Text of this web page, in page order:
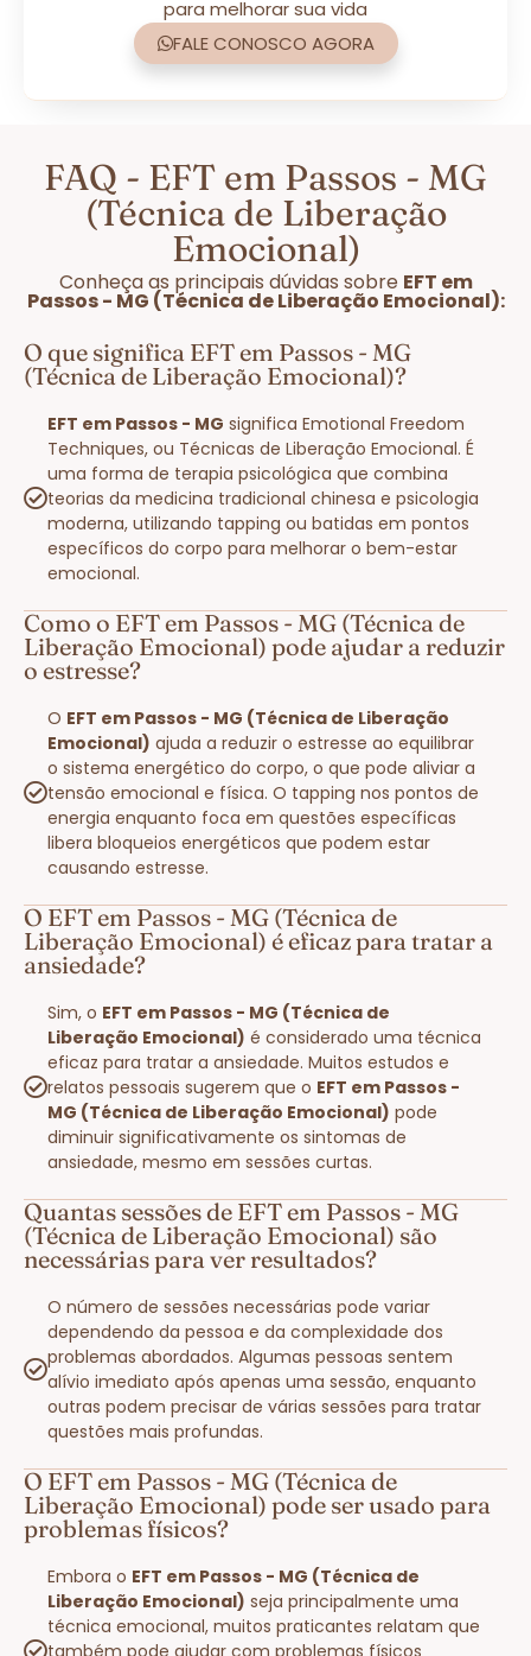
para melhorar sua vida
FALE CONOSCO AGORA
FAQ - EFT em Passos - MG
(Técnica de Liberação
Emocional)
Conheça as principais dúvidas sobre EFT em
Passos - MG (Técnica de Liberação Emocional):
O que significa EFT em Passos - MG
(Técnica de Liberação Emocional)?
EFT em Passos - MG significa Emotional Freedom
Techniques, ou Técnicas de Liberação Emocional. É
uma forma de terapia psicológica que combina
teorias da medicina tradicional chinesa e psicologia
moderna, utilizando tapping ou batidas em pontos
específicos do corpo para melhorar o bem-estar
emocional.
Como o EFT em Passos - MG (Técnica de
Liberação Emocional) pode ajudar a reduzir
o estresse?
O EFT em Passos - MG (Técnica de Liberação
Emocional) ajuda a reduzir o estresse ao equilibrar
o sistema energético do corpo, o que pode aliviar a
tensão emocional e física. O tapping nos pontos de
energia enquanto foca em questões específicas
libera bloqueios energéticos que podem estar
causando estresse.
O EFT em Passos - MG (Técnica de
Liberação Emocional) é eficaz para tratar a
ansiedade?
Sim, o EFT em Passos - MG (Técnica de
Liberação Emocional) é considerado uma técnica
eficaz para tratar a ansiedade. Muitos estudos e
relatos pessoais sugerem que o EFT em Passos -
MG (Técnica de Liberação Emocional) pode
diminuir significativamente os sintomas de
ansiedade, mesmo em sessões curtas.
Quantas sessões de EFT em Passos - MG
(Técnica de Liberação Emocional) são
necessárias para ver resultados?
O número de sessões necessárias pode variar
dependendo da pessoa e da complexidade dos
problemas abordados. Algumas pessoas sentem
alívio imediato após apenas uma sessão, enquanto
outras podem precisar de várias sessões para tratar
questões mais profundas.
O EFT em Passos - MG (Técnica de
Liberação Emocional) pode ser usado para
problemas físicos?
Embora o EFT em Passos - MG (Técnica de
Liberação Emocional) seja principalmente uma
técnica emocional, muitos praticantes relatam que
também pode ajudar com problemas físicos